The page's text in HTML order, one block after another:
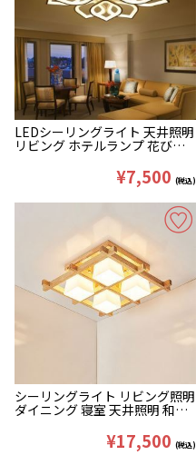
LEDシーリングライト 天井照明
リビング ホテルランプ 花びら
¥7,500 (税込)
シーリングライト リビング照明
ダイニング 寝室 天井照明 和風
¥17,500 (税込)